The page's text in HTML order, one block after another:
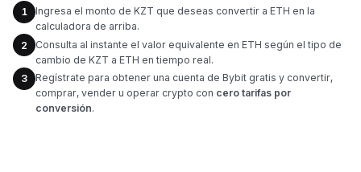
1
Ingresa el monto de KZT que deseas convertir a ETH en la
calculadora de arriba.
2
Consulta al instante el valor equivalente en ETH según el tipo de
cambio de KZT a ETH en tiempo real.
3
Regístrate para obtener una cuenta de Bybit gratis y convertir,
comprar, vender u operar crypto con cero tarifas por
conversión.